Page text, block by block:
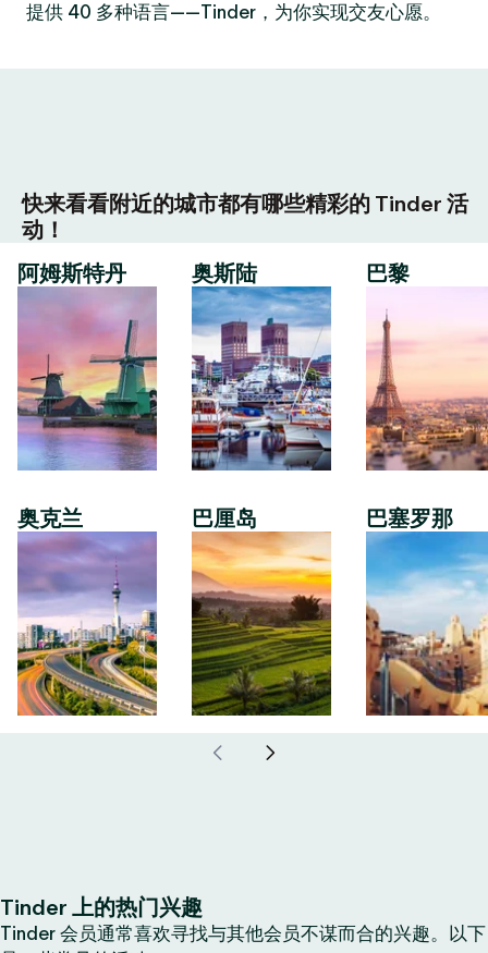
提供 40 多种语言——Tinder，为你实现交友心愿。
快来看看附近的城市都有哪些精彩的 Tinder 活
动！
阿姆斯特丹
奥克兰
奥斯陆
巴厘岛
巴黎
巴塞罗那
Tinder 上的热门兴趣
Tinder 会员通常喜欢寻找与其他会员不谋而合的兴趣。以下